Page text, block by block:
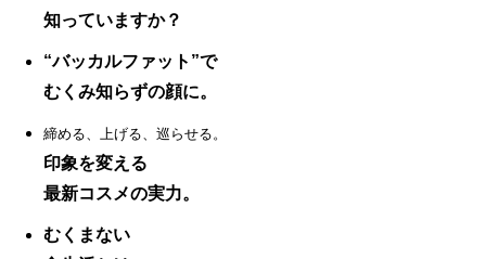
知っていますか？
“バッカルファット”で
むくみ知らずの顔に。
締める、上げる、巡らせる。
印象を変える
最新コスメの実力。
むくまない